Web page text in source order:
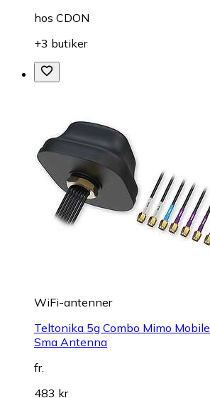
hos CDON
+3 butiker
WiFi-antenner
Teltonika 5g Combo Mimo
Sma Antenna
fr.
483 kr